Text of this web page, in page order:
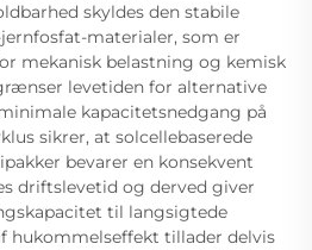
skyldes den stabile
materialer, som er
mekanisk belastning og kemisk
levetiden for alternative
kapacitetsnedgang på
sikrer, at solcellebaserede
bevarer en konsekvent
driftslevetid og derved giver
til langsigtede
hukommelseffekt tillader delvis